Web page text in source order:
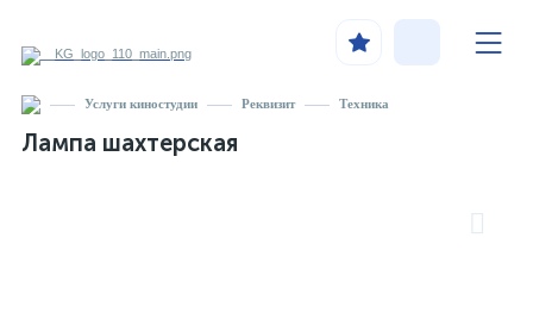
Услуги киностудии Реквизит Техника
Лампа шахтерская